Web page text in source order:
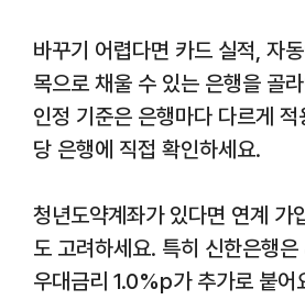
바꾸기 어렵다면 카드 실적, 자
목으로 채울 수 있는 은행을 골
인정 기준은 은행마다 다르게 적
당 은행에 직접 확인하세요.
청년도약계좌가 있다면 연계 가
도 고려하세요. 특히 신한은행
우대금리 1.0%p가 추가로 붙어